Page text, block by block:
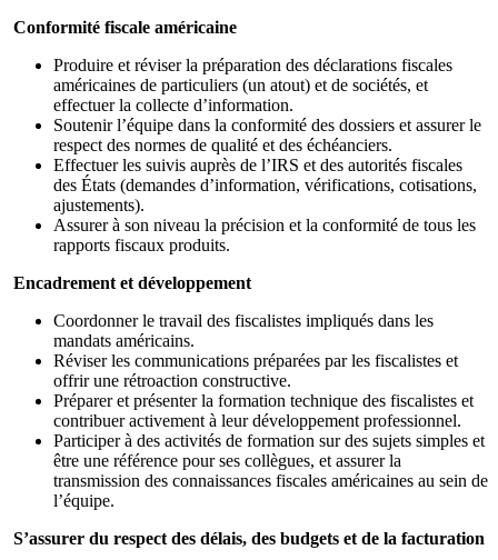
Conformité fiscale américaine
Produire et réviser la préparation des déclarations fiscales
américaines de particuliers (un atout) et de sociétés, et
effectuer la collecte d’information.
Soutenir l’équipe dans la conformité des dossiers et assurer le
respect des normes de qualité et des échéanciers.
Effectuer les suivis auprès de l’IRS et des autorités fiscales
des États (demandes d’information, vérifications, cotisations,
ajustements).
Assurer à son niveau la précision et la conformité de tous les
rapports fiscaux produits.
Encadrement et développement
Coordonner le travail des fiscalistes impliqués dans les
mandats américains.
Réviser les communications préparées par les fiscalistes et
offrir une rétroaction constructive.
Préparer et présenter la formation technique des fiscalistes et
contribuer activement à leur développement professionnel.
Participer à des activités de formation sur des sujets simples et
être une référence pour ses collègues, et assurer la
transmission des connaissances fiscales américaines au sein de
l’équipe.
S’assurer du respect des délais, des budgets et de la facturation